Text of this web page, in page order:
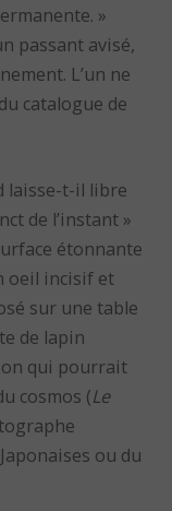
»
passant avisé,
L’un ne
catalogue de
laisse-t-il libre
de l’instant »
étonnante
oeil incisif et
sur une table
de lapin
qui pourrait
cosmos (Le
ou du